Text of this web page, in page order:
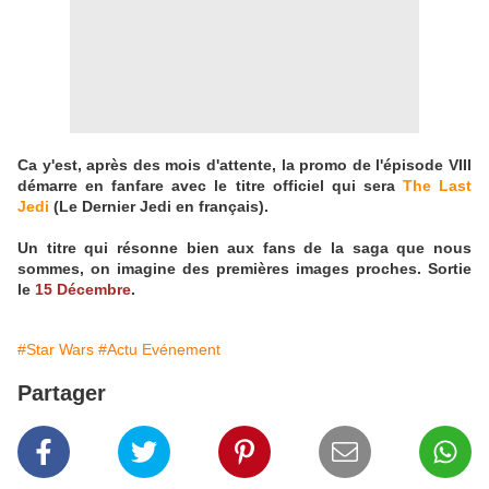
Ca y'est, après des mois d'attente, la promo de l'épisode VIII
démarre en fanfare avec le titre officiel qui sera The Last
Jedi (Le Dernier Jedi en français).
Un titre qui résonne bien aux fans de la saga que nous
sommes, on imagine des premières images proches. Sortie
le 15 Décembre.
#Star Wars #Actu Evénement
Partager